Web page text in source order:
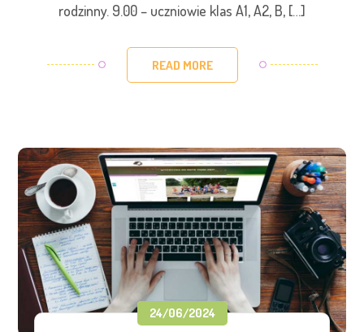
rodzinny. 9.00 – uczniowie klas A1, A2, B, […]
READ MORE
24/06/2024